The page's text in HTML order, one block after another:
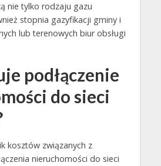
nie tylko rodzaju gazu
stopnia gazyfikacji gminy i
lub terenowych biur obsługi
podłączenie
do sieci
kosztów związanych z
nieruchomości do sieci